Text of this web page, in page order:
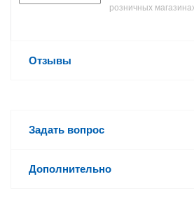
розничных
Отзывы
Задать вопрос
Дополнительно